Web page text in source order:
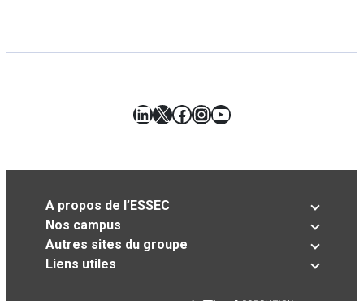
LinkedIn
X Facebook
Instagram
YouTube
A propos de l’ESSEC
Nos campus
Autres sites du groupe
Liens utiles